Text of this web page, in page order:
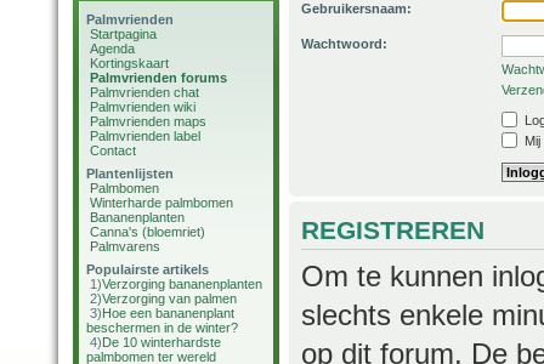
Palmvrienden
Startpagina
Agenda
Kortingskaart
Palmvrienden forums
Palmvrienden chat
Palmvrienden wiki
Palmvrienden maps
Palmvrienden label
Contact
Plantenlijsten
Palmbomen
Winterharde palmbomen
Bananenplanten
Canna's (bloemriet)
Palmvarens
Populairste artikels
1)Verzorging bananenplanten
2)Verzorging van palmen
3)Hoe een bananenplant
beschermen in de winter?
4)De 10 winterhardste
palmbomen ter wereld
Gebruikersnaam:
Wachtwoord:
REGISTREREN
Om te kunnen
slechts enkele
op dit forum. De